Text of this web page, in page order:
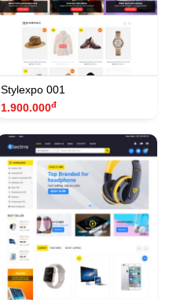
Stylexpo 001
1.900.000đ